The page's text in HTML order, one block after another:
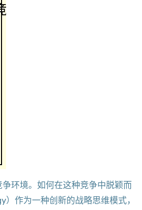
环境。如何在这种竞争中脱颖而
作为一种创新的战略思维模式，